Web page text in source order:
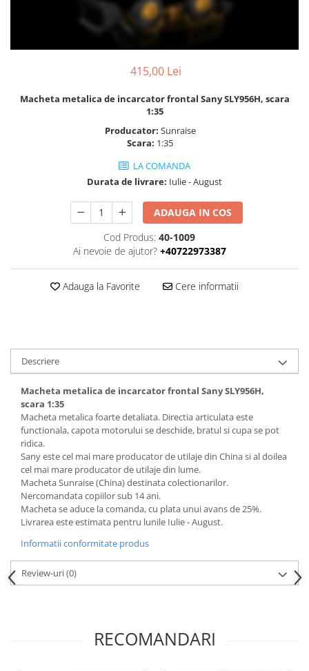
415,00 Lei
Macheta metalica de incarcator frontal Sany SLY956H, scara
1:35
Producator: Sunraise
Scara: 1:35
LA COMANDA
Durata de livrare: Iulie - August
ADAUGA IN COS
Cod Produs: 40-1009
Ai nevoie de ajutor? +40722973387
Adauga la Favorite Cere informatii
Descriere
Macheta metalica de incarcator frontal Sany SLY956H,
scara 1:35
Macheta metalica foarte detaliata. Directia articulata este
functionala, capota motorului se deschide, bratul si cupa se pot
ridica.
Sany este cel mai mare producator de utilaje din China si al doilea
cel mai mare producator de utilaje din lume.
Macheta Sunraise (China) destinata colectionarilor.
Nercomandata copiilor sub 14 ani.
Macheta se aduce la comanda, cu plata unui avans de 25%.
Livrarea este estimata pentru lunile Iulie - August.
Informatii conformitate produs
Review-uri(0)
RECOMANDARI